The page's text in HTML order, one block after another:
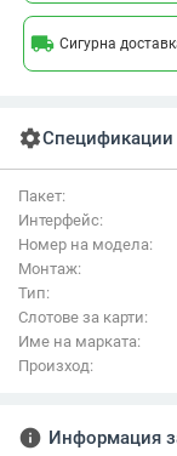
local_shipping Сигурна
settingsСпецификации
Пакет:
Интерфейс:
Номер на модела:
Монтаж:
Тип:
Слотове за карти:
Име на марката:
Произход:
info Информация